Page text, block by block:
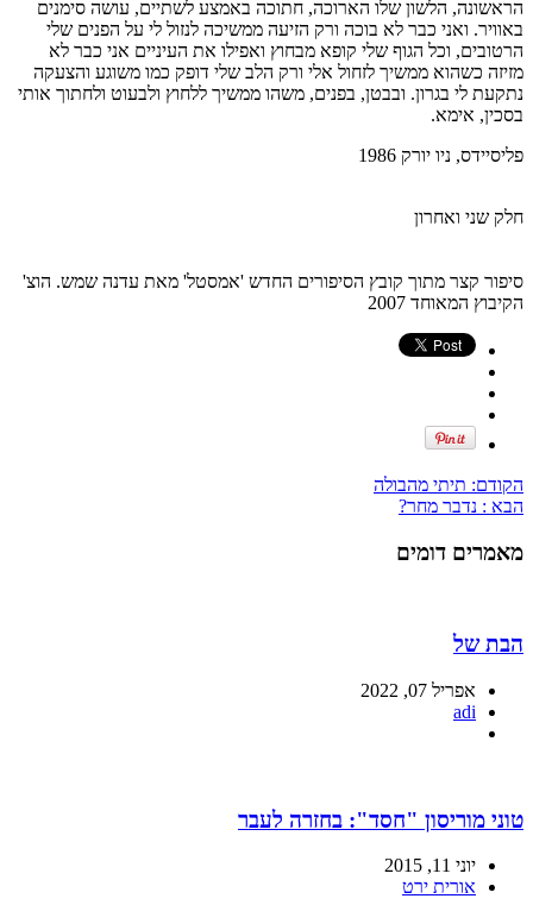
הראשונה, הלשון שלו הארוכה, חתוכה באמצע לשתיים, עושה סימנים
באוויר. ואני כבר לא בוכה ורק הזיעה ממשיכה לנזול לי על הפנים שלי
הרטובים, וכל הגוף שלי קופא מבחוץ ואפילו את העיניים אני כבר לא
מזיזה כשהוא ממשיך לזחול אלי ורק הלב שלי דופק כמו משוגע והצעקה
נתקעת לי בגרון. ובבטן, בפנים, משהו ממשיך ללחוץ ולבעוט ולחתוך אותי
בסכין, אימא.
פליסיידס, ניו יורק 1986
חלק שני ואחרון
סיפור קצר מתוך קובץ הסיפורים החדש 'אמסטל' מאת עדנה שמש. הוצ'
הקיבוץ המאוחד 2007
הקודם: תיתי מהבולה
הבא : נדבר מחר?
מאמרים דומים
הבת של
אפריל 07, 2022
adi
טוני מוריסון "חסד": בחזרה לעבר
יוני 11, 2015
אורית ירט